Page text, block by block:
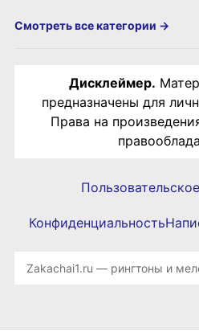
Смотреть все категории →
Дисклеймер.
предназначены для
Права на
Конфиденциальность
Zakachai1.ru — рингтоны и